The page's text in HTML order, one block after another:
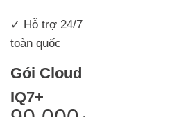
✓ Hỗ trợ 24/7
toàn quốc
Gói Cloud
IQ7+